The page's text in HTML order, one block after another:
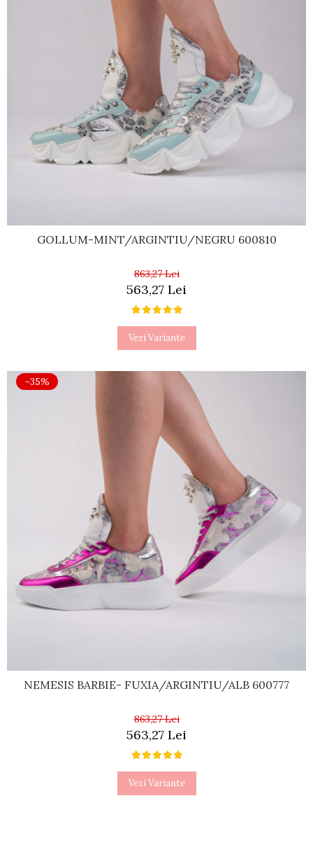
GOLLUM-MINT/ARGINTIU/NEGRU 600810
863,27 Lei
563,27 Lei
Vezi Variante
-35%
NEMESIS BARBIE- FUXIA/ARGINTIU/ALB 600777
863,27 Lei
563,27 Lei
Vezi Variante